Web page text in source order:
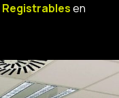
Registrablesen